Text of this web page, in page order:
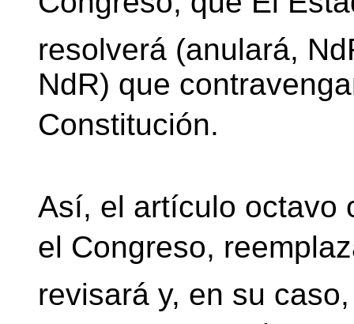
resolverá (anulará,
NdR) que
Constitución.
Así, el artículo octavo
el Congreso,
revisará y, en su